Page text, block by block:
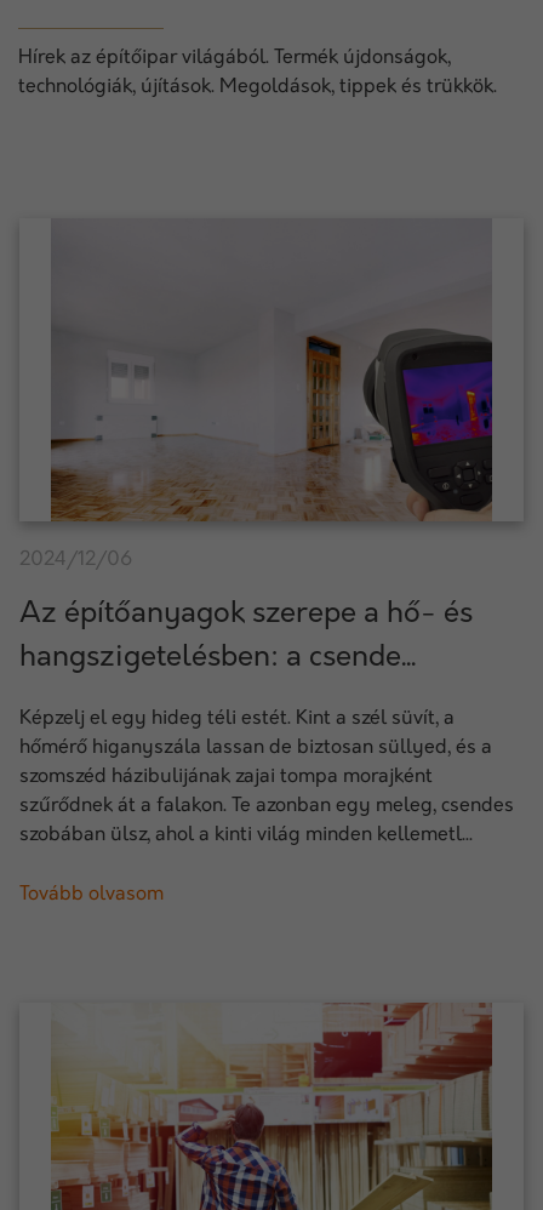
Hírek az építőipar világából. Termék újdonságok,
technológiák, újítások. Megoldások, tippek és trükkök.
2024/12/06
Az építőanyagok szerepe a hő- és
hangszigetelésben: a csende...
Képzelj el egy hideg téli estét. Kint a szél süvít, a
hőmérő higanyszála lassan de biztosan süllyed, és a
szomszéd házibulijának zajai tompa morajként
szűrődnek át a falakon. Te azonban egy meleg, csendes
szobában ülsz, ahol a kinti világ minden kellemetl...
Tovább olvasom